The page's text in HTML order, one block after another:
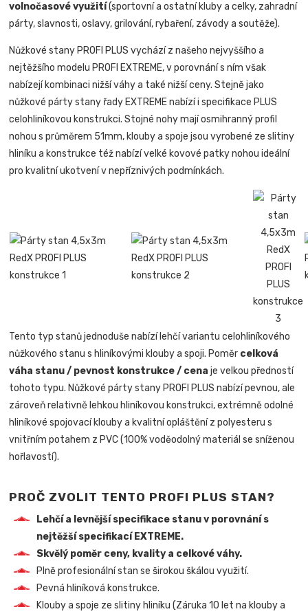
volnočasové využití(sportovní a ostatní kluby a celky, zahradní
párty, slavnosti, oslavy, grilování, rybaření, závody a soutěže).
Nůžkové stany PROFI PLUS vychází z našeho nejvyššího a
nejtěžšího modelu PROFI EXTREME, v porovnání s ním však
nabízejí kombinaci nižší váhy a také nižší ceny. Stejně jako
nůžkové párty stany řady EXTREME nabízí i specifikace PLUS
celohliníkovou konstrukci. Stojné nohy mají osmihranný profil
nohou s průměrem 51mm, klouby a spoje jsou vyrobené ze slitiny
hliníku a konstrukce též nabízí velké kovové patky nohou ideální
pro kvalitní ukotvení v nepříznivých podmínkách.
Tento typ stanů jednoduše nabízí lehčí variantu celohliníkového
nůžkového stanu s hliníkovými klouby a spoji. Poměr celková
váha stanu / pevnost konstrukce / cenaje velkou předností
tohoto typu. Nůžkové párty stany PROFI PLUS nabízí pevnou, ale
zároveň relativně lehkou hliníkovou konstrukci, extrémně odolné
hliníkové spojovací klouby a kvalitní opláštění z polyesteru s
vnitřním potahem z PVC (100% voděodolný materiál se sníženou
hořlavostí).
PROČ ZVOLIT TENTO PROFI PLUS STAN?
Lehčí a levnější specifikace stanu v porovnání s
nejtěžší specifikací EXTREME.
Skvělý poměr ceny, kvality a celkové váhy.
Plně profesionální stan se širokou škálou využití.
Pevná hliníková konstrukce.
Klouby a spoje ze slitiny hliníku (Záruka 10 let na klouby a